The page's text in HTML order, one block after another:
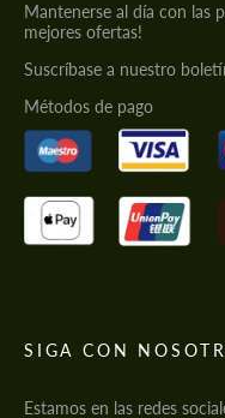
Mantenerse al día con las
mejores ofertas!
Suscríbase a nuestro
Métodos de pago
SIGA CON
Estamos en las redes